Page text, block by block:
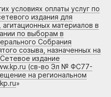
условиях оплаты услуг по
издания для
материалов в
по выборам в
Собрания
созыва, назначенных на
издание
(св-во Эл № ФС77-
на региональном
»